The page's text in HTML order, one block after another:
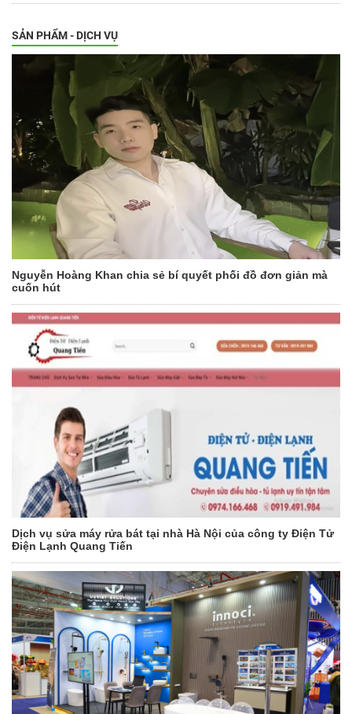
SẢN PHẨM - DỊCH VỤ
Nguyễn Hoàng Khan chia sẻ bí quyết phối đồ đơn giản mà
cuốn hút
Dịch vụ sửa máy rửa bát tại nhà Hà Nội của công ty Điện Tử
Điện Lạnh Quang Tiến